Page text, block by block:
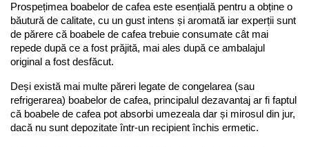
Prospețimea boabelor de cafea este esențială pentru a obține o
băutură de calitate, cu un gust intens și aromată iar experții sunt
de părere că boabele de cafea trebuie consumate cât mai
repede după ce a fost prăjită, mai ales după ce ambalajul
original a fost desfăcut.
Deși există mai multe păreri legate de congelarea (sau
refrigerarea) boabelor de cafea, principalul dezavantaj ar fi faptul
că boabele de cafea pot absorbi umezeala dar și mirosul din jur,
dacă nu sunt depozitate într-un recipient închis ermetic.